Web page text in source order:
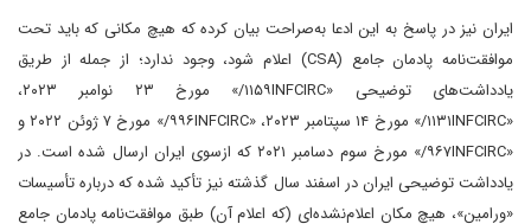
ایران نیز در پاسخ به این ادعا به‌صراحت بیان کرده که هیچ مکانی که باید تحت
موافقت‌نامه پادمان جامع (CSA) اعلام شود، وجود ندارد؛ از جمله از طریق
یادداشت‌های توضیحی «۱۱۵۹INFCIRC/» مورخ ۲۳ نوامبر ۲۰۲۳،
«۱۱۳۱INFCIRC/» مورخ ۱۴ سپتامبر ۲۰۲۳، «۹۹۶INFCIRC/» مورخ ۷ ژوئن ۲۰۲۲ و
«۹۶۷INFCIRC/» مورخ سوم دسامبر ۲۰۲۱ که ازسوی ایران ارسال شده است. در
یادداشت توضیحی ایران در اسفند سال گذشته نیز تأکید شده که درباره تأسیسات
«ورامین»، هیچ مکان اعلام‌نشده‌ای (که اعلام آن) طبق موافقت‌نامه پادمان جامع